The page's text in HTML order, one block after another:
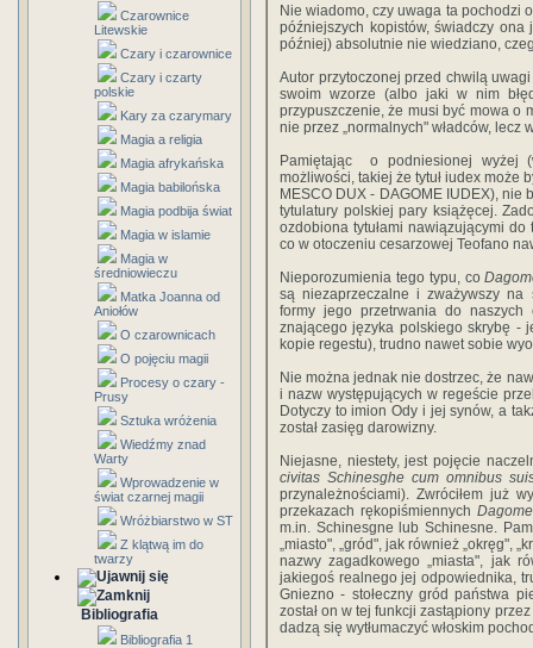
Czarownice
Litewskie
Czary i czarownice
Czary i czarty
polskie
Kary za czarymary
Magia a religia
Magia afrykańska
Magia babilońska
Magia podbija świat
Magia w islamie
Magia w
średniowieczu
Matka Joanna od
Aniołów
O czarownicach
O pojęciu magii
Procesy o czary -
Prusy
Sztuka wróżenia
Wiedźmy znad
Warty
Wprowadzenie w
świat czarnej magii
Wróżbiarstwo w ST
Z klątwą im do
twarzy
Bibliografia
Bibliografia 1
Nie wiadomo, czy uwaga ta pochodzi
późniejszych kopistów, świadczy
później) absolutnie nie wiedziano,
Autor przytoczonej przed chwilą
swoim wzorze (albo jaki w nim
przypuszczenie, że musi być mowa o
nie przez „normalnych" władców, lecz
Pamiętając o podniesionej wyżej
możliwości, takiej że tytuł iudex może
MESCO DUX - DAGOME IUDEX),
tytulatury polskiej pary książęcej.
ozdobiona tytułami nawiązującymi
co w otoczeniu cesarzowej Teofano
Nieporozumienia tego typu, co
są niezaprzeczalne i zważywszy na
formy jego przetrwania do naszych
znającego języka polskiego skrybę -
kopie regestu), trudno nawet sobie
Nie można jednak nie dostrzec, że
i nazw występujących w regeście
Dotyczy to imion Ody i jej synów, a
został zasięg darowizny.
Niejasne, niestety, jest pojęcie
civitas Schinesghe cum omnibus
przynależnościami). Zwróciłem już
przekazach rękopiśmiennych
m.in. Schinesgne lub Schinesne.
„miasto", „gród", jak również „okręg",
nazwy zagadkowego „miasta", jak
jakiegoś realnego jej odpowiednika,
Gniezno - stołeczny gród pań­stwa
został on w tej funkcji zastąpiony
dadzą się wytłumaczyć włoskim